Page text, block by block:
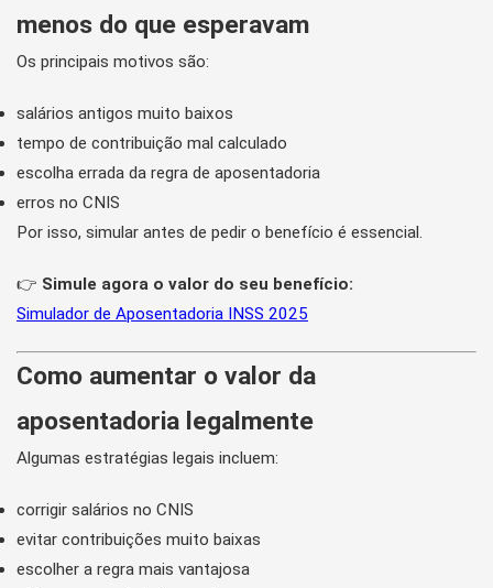
menos do que esperavam
Os principais motivos são:
salários antigos muito baixos
tempo de contribuição mal calculado
escolha errada da regra de aposentadoria
erros no CNIS
Por isso, simular antes de pedir o benefício é essencial.
👉 Simule agora o valor do seu benefício:
Simulador de Aposentadoria INSS 2025
Como aumentar o valor da
aposentadoria legalmente
Algumas estratégias legais incluem:
corrigir salários no CNIS
evitar contribuições muito baixas
escolher a regra mais vantajosa